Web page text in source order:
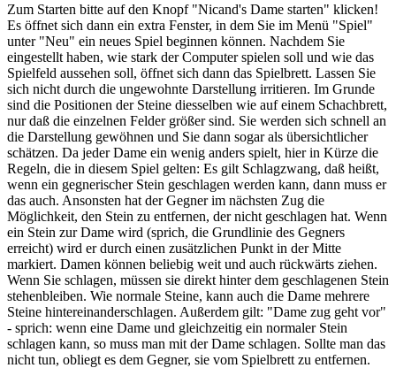
Zum Starten bitte auf den Knopf "Nicand's Dame starten" klicken!
Es öffnet sich dann ein extra Fenster, in dem Sie im Menü "Spiel"
unter "Neu" ein neues Spiel beginnen können. Nachdem Sie
eingestellt haben, wie stark der Computer spielen soll und wie das
Spielfeld aussehen soll, öffnet sich dann das Spielbrett. Lassen Sie
sich nicht durch die ungewohnte Darstellung irritieren. Im Grunde
sind die Positionen der Steine diesselben wie auf einem Schachbrett,
nur daß die einzelnen Felder größer sind. Sie werden sich schnell an
die Darstellung gewöhnen und Sie dann sogar als übersichtlicher
schätzen. Da jeder Dame ein wenig anders spielt, hier in Kürze die
Regeln, die in diesem Spiel gelten: Es gilt Schlagzwang, daß heißt,
wenn ein gegnerischer Stein geschlagen werden kann, dann muss er
das auch. Ansonsten hat der Gegner im nächsten Zug die
Möglichkeit, den Stein zu entfernen, der nicht geschlagen hat. Wenn
ein Stein zur Dame wird (sprich, die Grundlinie des Gegners
erreicht) wird er durch einen zusätzlichen Punkt in der Mitte
markiert. Damen können beliebig weit und auch rückwärts ziehen.
Wenn Sie schlagen, müssen sie direkt hinter dem geschlagenen Stein
stehenbleiben. Wie normale Steine, kann auch die Dame mehrere
Steine hintereinanderschlagen. Außerdem gilt: "Dame zug geht vor"
- sprich: wenn eine Dame und gleichzeitig ein normaler Stein
schlagen kann, so muss man mit der Dame schlagen. Sollte man das
nicht tun, obliegt es dem Gegner, sie vom Spielbrett zu entfernen.